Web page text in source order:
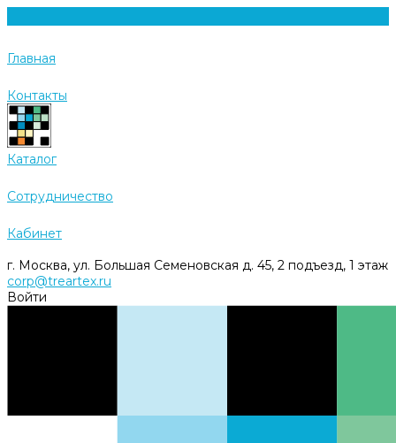
Главная
Контакты
Каталог
Cотрудничество
Кабинет
г. Москва, ул. Большая Семеновская д. 45, 2 подъезд, 1 этаж
corp@treartex.ru
Войти